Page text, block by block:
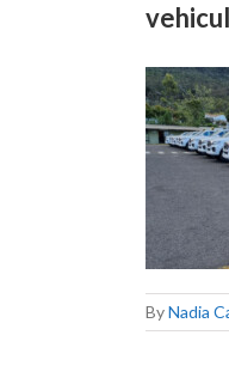
ByNadia